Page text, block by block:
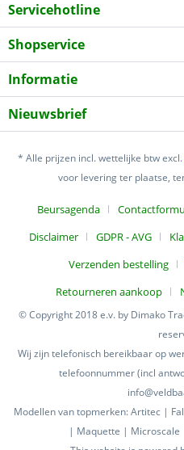
Servicehotline
Shopservice
Informatie
Nieuwsbrief
* Alle prijzen incl. wettelijke btw excl.
voor levering ter plaatse,
Beursagenda
Disclaimer
GDPR - AVG
Verzenden bestelling
Retourneren aankoop
© Copyright 2018 e.v. by Dimako
Wij zijn telefonisch bereikbaar op
telefoonnummer (incl
Modellen van topmerken: Artitec |
| Maquette | Microscale